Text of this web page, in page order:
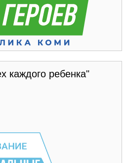
каждого ребенка"